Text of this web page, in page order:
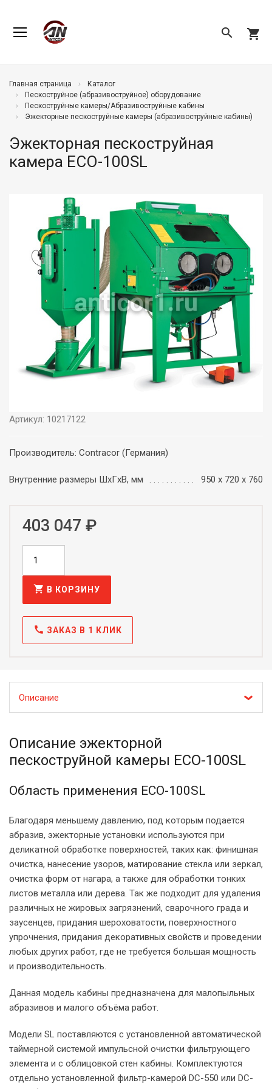
search shopping_cart
Главная страница
Каталог
Пескоструйное (абразивоструйное) оборудование
Пескоструйные камеры/Абразивоструйные кабины
Эжекторные пескоструйные камеры (абразивоструйные кабины)
Эжекторная пескоструйная
камера ECO-100SL
Артикул: 10217122
Производитель: Contracor (Германия)
Внутренние размеры ШxГxВ, мм 950 x 720 x 760
403 047 ₽
shopping_cart В КОРЗИНУ
call ЗАКАЗ В 1 КЛИК
Описание
Описание эжекторной
пескоструйной камеры ECO-100SL
Область применения ECO-100SL
Благодаря меньшему давлению, под которым подается
абразив, эжекторные установки используются при
деликатной обработке поверхностей, таких как: финишная
очистка, нанесение узоров, матирование стекла или зеркал,
очистка форм от нагара, а также для обработки тонких
листов металла или дерева. Так же подходит для удаления
различных не жировых загрязнений, сварочного града и
заусенцев, придания шероховатости, поверхностного
упрочнения, придания декоративных свойств и проведении
любых других работ, где не требуется большая мощность
и производительность.
Данная модель кабины предназначена для малопыльных
абразивов и малого объёма работ.
Модели SL поставляются с установленной автоматической
таймерной системой импульсной очистки фильтрующего
элемента и с облицовкой стен кабины. Комплектуются
отдельно установленной фильтр-камерой DC-550 или DC-